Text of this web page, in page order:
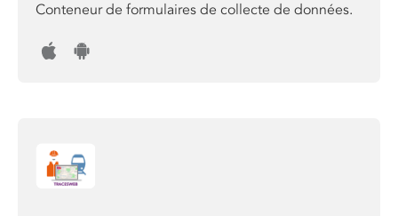
Conteneur de formulaires de collecte de données.